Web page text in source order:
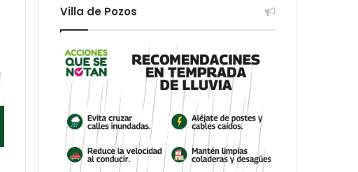
Villa de Pozos